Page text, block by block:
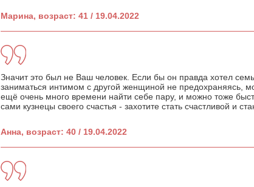
Марина, возраст: 41 / 19.04.2022
Значит это был не Ваш человек. Если бы он правда хотел
заниматься интимом с другой женщиной не предохраняясь,
ещё очень много времени найти себе пару, и можно тоже
сами кузнецы своего счастья - захотите стать счастливой и
Анна, возраст: 40 / 19.04.2022